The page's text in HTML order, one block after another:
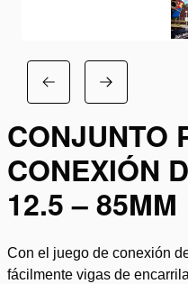
CONJUNTO
CONEXIÓN
12.5 – 85MM
Con el juego de conexión
fácilmente vigas de